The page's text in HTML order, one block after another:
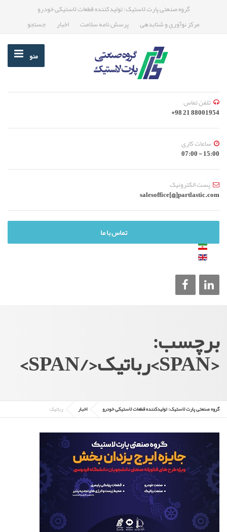
گروه صنعتی پارت لاستیک: تولیدکننده قطعات لاستیکی خودرو
مرکز نوآوری و شتابدهی
پرسش نامه سلامت اخبار جستجو
منو
تلفن تماس
88001954 21 98+
ساعات کاری
15:00 - 07:00
پست الکترونیک
salesoffice[@]partlastic.com
تماس با ما
برچسب:
<SPAN>رباتیک</SPAN>
گروه صنعتی پارت لاستیک: تولیدکننده قطعات لاستیکی خودرو اخبار رباتیک